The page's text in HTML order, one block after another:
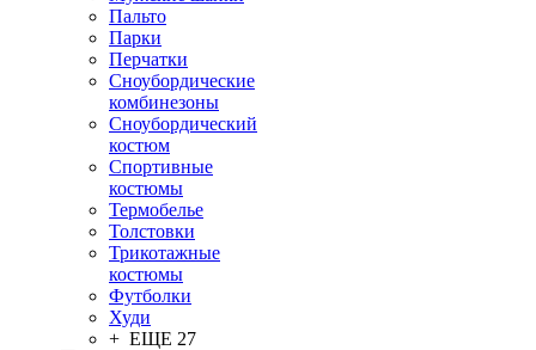
Пальто
Парки
Перчатки
Сноубордические
комбинезоны
Сноубордический
костюм
Спортивные
костюмы
Термобелье
Толстовки
Трикотажные
костюмы
Футболки
Худи
+ ЕЩЕ 27